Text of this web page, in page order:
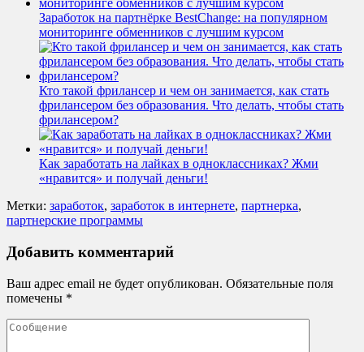
Заработок на партнёрке BestChange: на популярном
мониторинге обменников с лучшим курсом
Кто такой фрилансер и чем он занимается, как стать
фрилансером без образования. Что делать, чтобы стать
фрилансером?
Как заработать на лайках в одноклассниках? Жми
«нравится» и получай деньги!
Метки: заработок, заработок в интернете, партнерка,
партнерские программы
Добавить комментарий
Ваш адрес email не будет опубликован. Обязательные поля
помечены *